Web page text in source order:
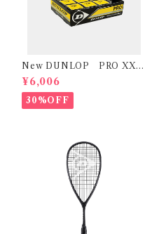
New DUNLOP PRO XX
プロ XX （1ダース12個入り）
値段変更
¥6,006
30%OFF